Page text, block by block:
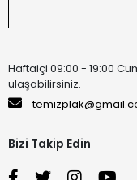
Haftaiçi 09:00 - 19:00
ulaşabilirsiniz.
Bizi Takip Edin